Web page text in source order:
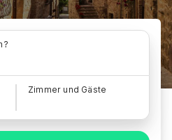
Zimmer und Gäste